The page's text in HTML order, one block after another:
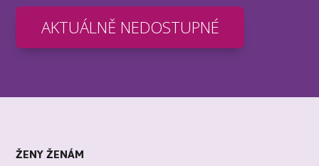
AKTUÁLNĚ NEDOSTUPNÉ
ŽENY ŽENÁM